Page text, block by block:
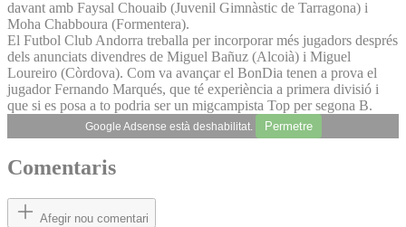
davant amb Faysal Chouaib (Juvenil Gimnàstic de Tarragona) i
Moha Chabboura (Formentera).
El Futbol Club Andorra treballa per incorporar més jugadors després
dels anunciats divendres de Miguel Bañuz (Alcoià) i Miguel
Loureiro (Còrdova). Com va avançar el BonDia tenen a prova el
jugador Fernando Marqués, que té experiència a primera divisió i
que si es posa a to podria ser un migcampista Top per segona B.
Google Adsense està deshabilitat. Permetre
Comentaris
Afegir nou comentari